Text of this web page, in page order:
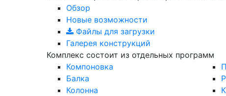
Обзор
Новые возможности
Файлы для загрузки
Галерея конструкций
Комплекс состоит из отдельных программ
Компоновка
Балка
Колонна